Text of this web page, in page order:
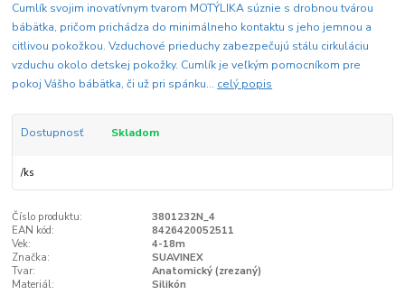
Cumlík svojim inovatívnym tvarom MOTÝLIKA súznie s drobnou tvárou
bábätka, pričom prichádza do minimálneho kontaktu s jeho jemnou a
citlivou pokožkou. Vzduchové prieduchy zabezpečujú stálu cirkuláciu
vzduchu okolo detskej pokožky. Cumlík je veľkým pomocníkom pre
pokoj Vášho bábätka, či už pri spánku... celý popis
Dostupnosť Skladom
/ks
Číslo produktu:
3801232N_4
EAN kód:
8426420052511
Vek:
4-18m
Značka:
SUAVINEX
Tvar:
Anatomický (zrezaný)
Materiál:
Silikón